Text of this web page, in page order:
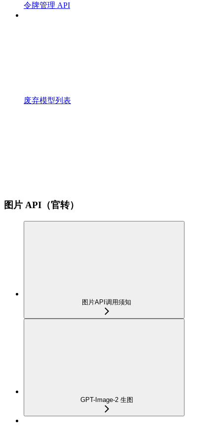
令牌管理 API
废弃模型列表
图片 API（官转）
图片API调用须知
GPT-Image-2 生图